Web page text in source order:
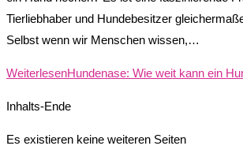
Tierliebhaber und Hundebesitzer
Selbst wenn wir Menschen wissen,…
WeiterlesenHundenase: Wie weit kann ein
Inhalts-Ende
Es existieren keine weiteren Seiten